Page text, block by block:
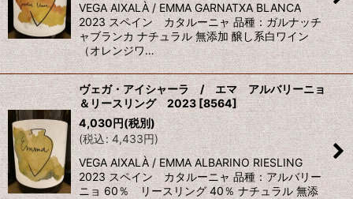
VEGA AIXALÀ / EMMA GARNATXA BLANCA
2023 スペイン カタルーニャ 品種：ガルナッチ
ャブランカ ナチュラル 無添加 醸し系白ワイン
（オレンジワ…
ヴェガ・アイシャーラ / エマ アルバリーニョ
＆リースリング 2023[8564]
4,030円(税別)
(税込: 4,433円)
VEGA AIXALÀ / EMMA ALBARINO RIESLING
2023 スペイン カタルーニャ 品種：アルバリー
ニョ 60％ リースリング 40％ ナチュラル 無添